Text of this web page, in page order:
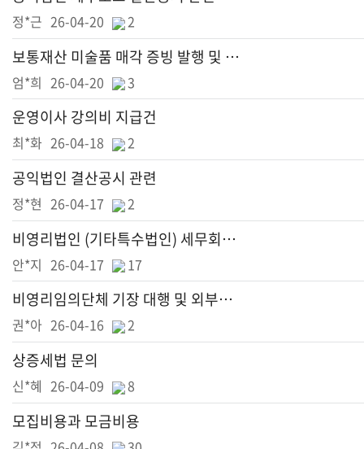
정*근 26-04-20 2
보통재산 미술품 매각 증빙 발행 및 회계처리 방법 문의드립니다.
엄*희 26-04-20 3
운영이사 강의비 지급건
최*화 26-04-18 2
공익법인 결산공시 관련
정*현 26-04-17 2
비영리법인 (기타특수법인) 세무회계 기장 견적 문의드립니다.
안*지 26-04-17 17
비영리임의단체 기장 대행 및 외부감사인 선임 건
권*아 26-04-16 2
상증세법 문의
신*혜 26-04-09 8
모집비용과 모금비용